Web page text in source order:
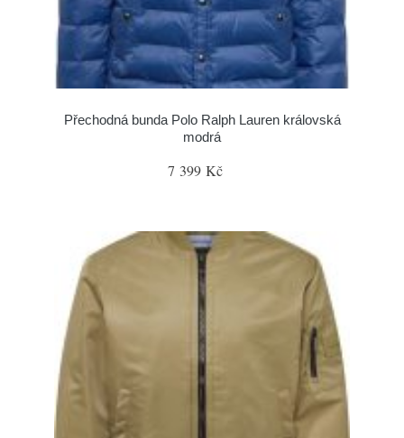
Přechodná bunda Polo Ralph Lauren královská
modrá
7 399 Kč